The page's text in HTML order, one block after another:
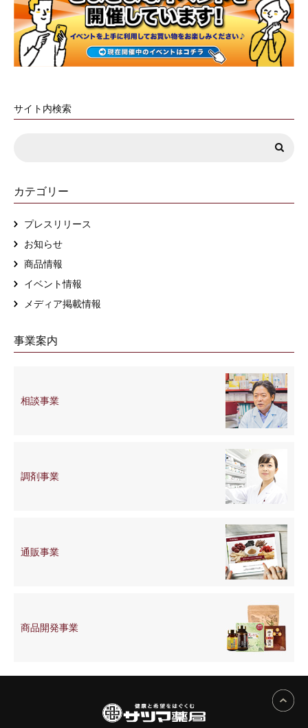
サイト内検索
カテゴリー
プレスリリース
お知らせ
商品情報
イベント情報
メディア掲載情報
事業案内
相談事業
調剤事業
通販事業
商品開発事業